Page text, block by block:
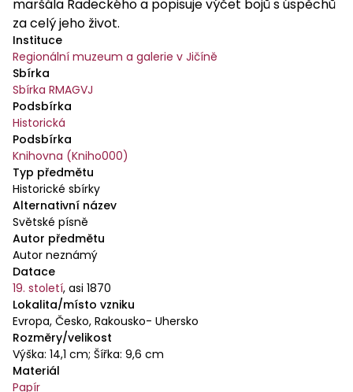
maršála Radeckého a popisuje výčet bojů s úspěchů
za celý jeho život.
Instituce
Regionální muzeum a galerie v Jičíně
Sbírka
Sbírka RMAGVJ
Podsbírka
Historická
Podsbírka
Knihovna (Kniho000)
Typ předmětu
Historické sbírky
Alternativní název
Světské písně
Autor předmětu
Autor neznámý
Datace
19. století, asi 1870
Lokalita/místo vzniku
Evropa, Česko, Rakousko- Uhersko
Rozměry/velikost
Výška: 14,1 cm; Šířka: 9,6 cm
Materiál
Papír